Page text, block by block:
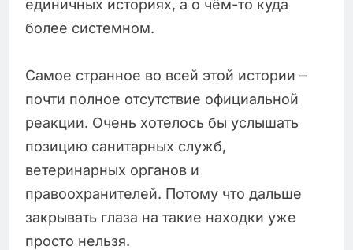
единичных историях, а о чём-то куда
более системном.
Самое странное во всей этой истории –
почти полное отсутствие официальной
реакции. Очень хотелось бы услышать
позицию санитарных служб,
ветеринарных органов и
правоохранителей. Потому что дальше
закрывать глаза на такие находки уже
просто нельзя.